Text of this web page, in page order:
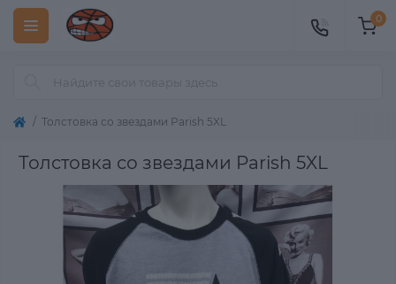
0
Толстовка со звездами Parish 5XL
Толстовка со звездами Parish 5XL